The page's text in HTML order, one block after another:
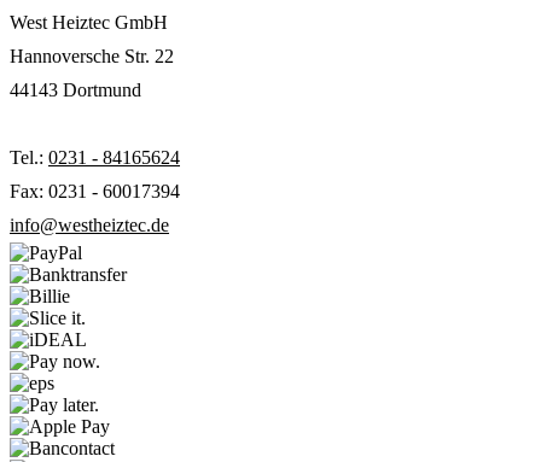
West Heiztec GmbH
Hannoversche Str. 22
44143 Dortmund
Tel.: 0231 - 84165624
Fax: 0231 - 60017394
info@westheiztec.de